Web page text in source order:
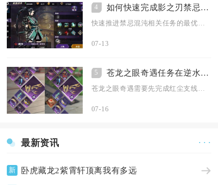
4 如何快速完成影之刃禁忌混沌的任务有什么任务路线建议
07-13
5 苍龙之眼奇遇任务在逆水寒手游中的攻略是什么
07-16
最新资讯 · · ·
新 卧虎藏龙2紫霄轩顶离我有多远